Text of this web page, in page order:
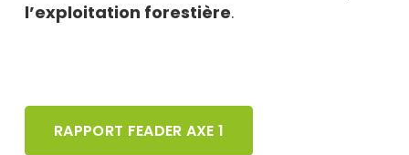
l’exploitation forestière.
RAPPORT FEADER AXE 1